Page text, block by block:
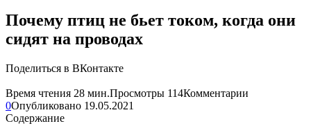
Почему птиц не бьет током, когда они
сидят на проводах
Поделиться в ВКонтакте
Время чтения 28 мин.Просмотры 114Комментарии
0Опубликовано 19.05.2021
Содержание